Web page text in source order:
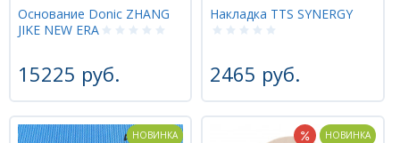
Основание Donic ZHANG
JIKE NEW ERA
15225 руб.
Накладка TTS SYNERGY
2465 руб.
НОВИНКА НОВИНКА